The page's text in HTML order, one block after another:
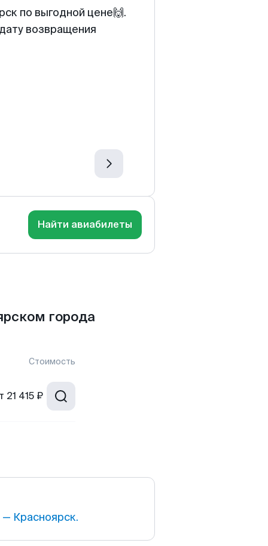
по выгодной цене🙌.
возвращения
Найти авиабилеты
города
Стоимость
21 415 ₽
Красноярск.